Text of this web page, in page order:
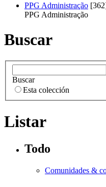
PPG Administração
PPG Administração
Buscar
Buscar
Esta colección
Listar
Todo
Comunidades &